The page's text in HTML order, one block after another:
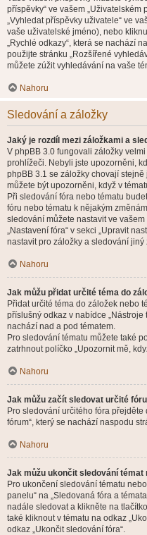
příspěvky“ ve vašem
„Vyhledat příspěvky uživatele“ ve
vaše uživatelské jméno), nebo
„Rychlé odkazy“, která se nachází
použijte stránku „Rozšířené
můžete zúžit vyhledávání na vaše
Nahoru
Sledování a záložky
Jaký je rozdíl mezi záložkami a
V phpBB 3.0 fungovali záložky
prohlížeči. Nebyli jste upozorněni,
phpBB 3.1 se záložky chovají
můžete být upozorněni, když v
Při sledování fóra nebo tématu
fóru nebo tématu k nějakým
sledování můžete nastavit ve
„Nastavení fóra“ v sekci „Upravit
nastavit pro záložky a sledování
Nahoru
Jak můžu přidat určité téma do
Přidat určité téma do záložek nebo
příslušný odkaz v nabídce „Nástroje
nachází nad a pod tématem.
Pro sledování tématu můžete také
zatrhnout políčko „Upozornit mě,
Nahoru
Jak můžu začít sledovat určité
Pro sledování určitého fóra
fórum“, který se nachází naspodu
Nahoru
Jak můžu ukončit sledování témat
Pro ukončení sledování tématu
panelu“ na „Sledovaná fóra a
nadále sledovat a klikněte na
také kliknout v tématu na odkaz
odkaz „Ukončit sledování fóra“.